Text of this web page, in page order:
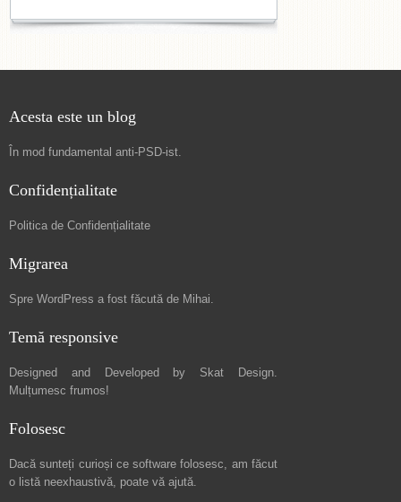
Acesta este un blog
În mod fundamental anti-PSD-ist.
Confidențialitate
Politica de Confidențialitate
Migrarea
Spre WordPress a fost făcută de Mihai.
Temă responsive
Designed and Developed by Skat Design.
Mulțumesc frumos!
Folosesc
Dacă sunteți curioși ce software folosesc, am făcut
o listă neexhaustivă, poate vă ajută.